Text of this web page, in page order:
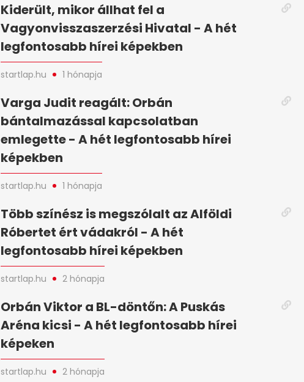
Kiderült, mikor állhat fel a
Vagyonvisszaszerzési Hivatal - A hét
legfontosabb hírei képekben
startlap.hu 1 hónapja
Varga Judit reagált: Orbán
bántalmazással kapcsolatban
emlegette - A hét legfontosabb hírei
képekben
startlap.hu 1 hónapja
Több színész is megszólalt az Alföldi
Róbertet ért vádakról - A hét
legfontosabb hírei képekben
startlap.hu 2 hónapja
Orbán Viktor a BL-döntőn: A Puskás
Aréna kicsi - A hét legfontosabb hírei
képeken
startlap.hu 2 hónapja